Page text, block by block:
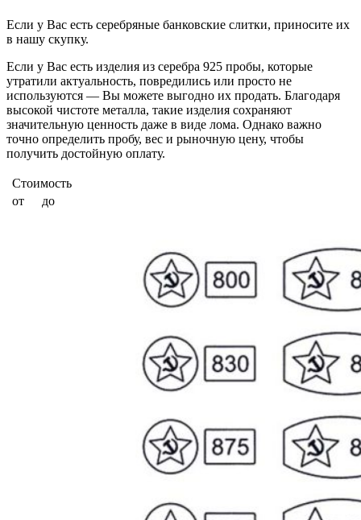
Если у Вас есть серебряные банковские слитки, приносите их
в нашу скупку.
Если у Вас есть изделия из серебра 925 пробы, которые
утратили актуальность, повредились или просто не
используются — Вы можете выгодно их продать. Благодаря
высокой чистоте металла, такие изделия сохраняют
значительную ценность даже в виде лома. Однако важно
точно определить пробу, вес и рыночную цену, чтобы
получить достойную оплату.
Стоимость
от
до